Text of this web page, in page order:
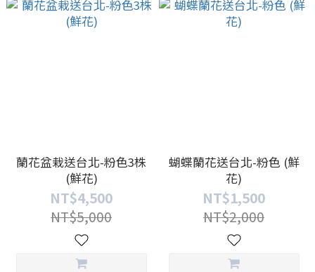
蘭花盆栽送台北-粉色3株
(鮮花)
NT$4,500
NT$5,000
蝴蝶蘭花送台北-粉色 (鮮
花)
NT$1,500
NT$2,000